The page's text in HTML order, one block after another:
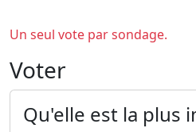
Un seul vote par sondage.
Voter
Qu'elle est la plus